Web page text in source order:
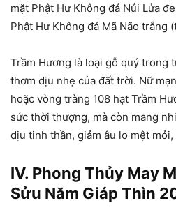
mặt Phật Hư Không đá Núi Lửa
Phật Hư Không đá Mã Não trắng
Trầm Hương là loại gỗ quý trong
thơm dịu nhẹ của đất trời. Nữ
hoặc vòng tràng 108 hạt Trầm
sức thời thượng, mà còn mang
dịu tinh thần, giảm âu lo mệt
IV. Phong Thủy May
Sửu Năm Giáp Thìn